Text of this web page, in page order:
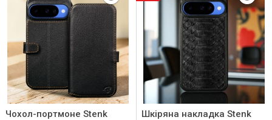
Чохол-портмоне Stenk
Шкіряна накладка Stenk